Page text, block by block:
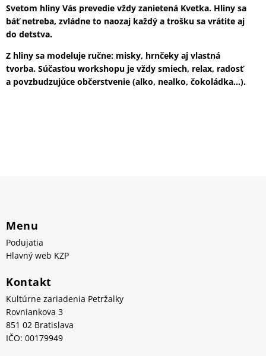
Svetom hliny Vás prevedie vždy zanietená Kvetka. Hliny sa
báť netreba, zvládne to naozaj každý a trošku sa vrátite aj
do detstva.
Z hliny sa modeluje ručne: misky, hrnčeky aj vlastná
tvorba. Súčasťou workshopu je vždy smiech, relax, radosť
a povzbudzujúce občerstvenie (alko, nealko, čokoládka…).
Menu
Podujatia
Hlavný web KZP
Kontakt
Kultúrne zariadenia Petržalky
Rovniankova 3
851 02 Bratislava
IČO: 00179949